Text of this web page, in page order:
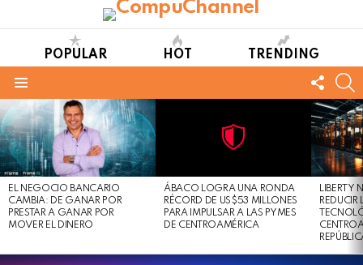
POPULAR HOT TRENDING
US
LATEST
STORIES
EL NEGOCIO BANCARIO
CAMBIA: DE GANAR POR
PRESTAR A GANAR POR
MOVER EL DINERO
Safe
For
Work
view
this
post
ÁBACO LOGRA UNA RONDA
RÉCORD DE US$53 MILLONES
PARA IMPULSAR A LAS PYMES
DE CENTROAMÉRICA
LIBERTY
REDUCIR